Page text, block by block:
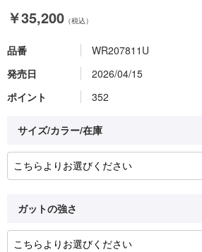
￥35,200 （税込）
品番
WR207811U
発売日
2026/04/15
ポイント
352
ガットの強さ
サイズ/カラー/在庫